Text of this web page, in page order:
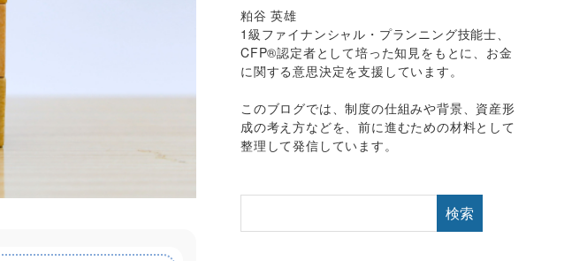
粕谷 英雄
1級ファイナンシャル・プランニング技能士、
CFP®認定者として培った知見をもとに、お金
に関する意思決定を支援しています。
このブログでは、制度の仕組みや背景、資産形
成の考え方などを、前に進むための材料として
整理して発信しています。
検索